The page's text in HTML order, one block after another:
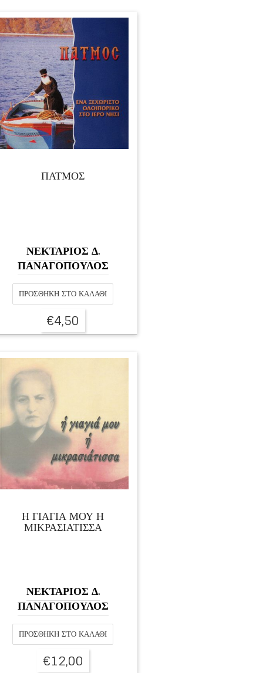
ΠΑΤΜΟΣ
ΝΕΚΤΑΡΙΟΣ Δ.
ΠΑΝΑΓΟΠΟΥΛΟΣ
ΠΡΟΣΘΉΚΗ ΣΤΟ ΚΑΛΆΘΙ
€4,50
Η ΓΙΑΓΙΑ ΜΟΥ Η
ΜΙΚΡΑΣΙΑΤΙΣΣΑ
ΝΕΚΤΑΡΙΟΣ Δ.
ΠΑΝΑΓΟΠΟΥΛΟΣ
ΠΡΟΣΘΉΚΗ ΣΤΟ ΚΑΛΆΘΙ
€12,00